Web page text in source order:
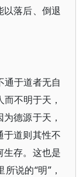
落后、倒退
通于道者无自
不明于天，
德源于天，
道则其性不
存。这也是
说的“明”，